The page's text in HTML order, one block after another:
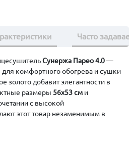
Часто
Сунержа Парео 4.0—
комфортного обогрева и сушки
золото добавит элегантности в
размеры 56х53 см и
с высокой
этот товар незаменимым в